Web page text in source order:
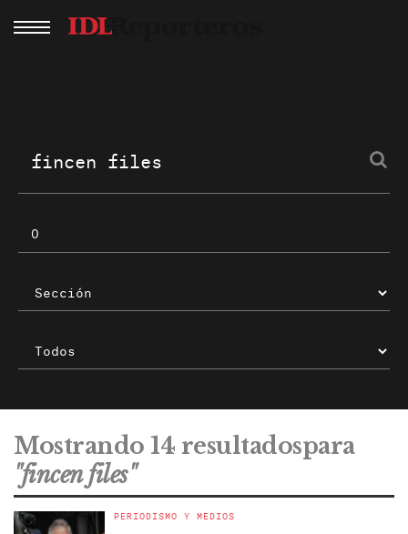
Mostrando 14 resultadospara
"fincen files"
PERIODISMO Y MEDIOS